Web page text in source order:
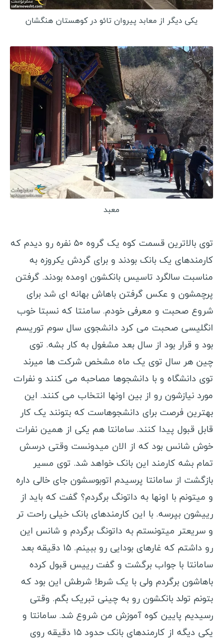
یکی دیگر از معابد پیروان تائو در کوهستان هنگشان
معبد
توی بالاترین قسمت کوه یک گروه ۵۰ نفره رو دیدم که
کارمندهای یک بانک بودند و برای گردش یکروزه به
مناسبت سالگرد تاسیس بانکشون اومده بودند. گرفتن
پرچمشون و عکس گرفتن باهاش بهانه ای شد برای
شروع صحبت و معرفی خودم. سامنتا که نسبتا خوب
انگلیسی صحبت می کرد دانشجوی سال سوم توریسم
بود و قرار بود از سال بعد مشغول به کار بشه. توی
چین هر سال توی یک ماه مشخص شرکت ها میرند
توی دانشگاه و با دانشجوها مصاحبه می کنند و نفرات
مورد نیازشون رو از بین اونها انتخاب می کنند. این
بهترین فرصت برای دانشجوهاست که بتونند یک کار
قابل قبول پیدا کنند. سامانتا هم یکی از همین نفرات
خوش شانس بود که از الان میدونست وقتی درسش
تمام بشه کارمند این بانک خواهد شد. توی مسیر
بازگشت از سامانتا پرسیدم اتوبوسشون جای خالی داره
و میتونم با اونها به داتونگ برگردم؟ گفت که باید از
رییشون بپرسه. با این کارمندهای بانک خیلی راحت تر
و سریعتر میتونستم به داتونگ برگردم و شانس این
رو داشتم که غارهای بودایی رو ببینم. ۱۵ دقیقه بعد
سامانتا با جواب برگشت و گفت رییس قبول کرده
باهاشون برگردم ولی با یک شرط! شرطش این بود که
بتونم تولد بانکشون رو به چینی تبریک بگم. وقتی
رسیدیم پایین کوه آموزش من شروع شد. سامانتا و
یکی دیگه از کارمندهای بانک حدود ۱۵ دقیقه روی